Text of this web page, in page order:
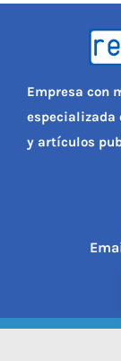
Empresa con
especializada
y artículos